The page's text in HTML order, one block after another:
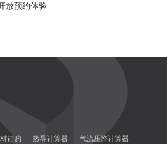
放预约体验
订购 热导计算器
气流压降计算器